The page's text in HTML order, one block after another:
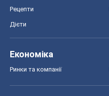
Рецепти
Дієти
Економіка
Ринки та компанії